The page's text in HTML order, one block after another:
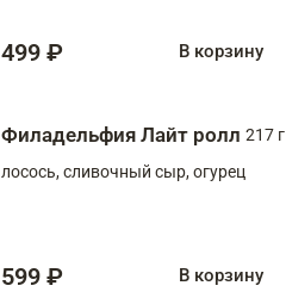
499 ₽ В корзину
Филадельфия Лайт ролл 217 г
лосось, сливочный сыр, огурец
599 ₽ В корзину